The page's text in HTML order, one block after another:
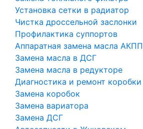
Установка сетки в радиатор
Чистка дроссельной заслонки
Профилактика суппортов
Аппаратная замена масла АКПП
Замена масла в ДСГ
Замена масла в редукторе
Диагностика и ремонт коробки
Замена коробок
Замена вариатора
Замена ДСГ